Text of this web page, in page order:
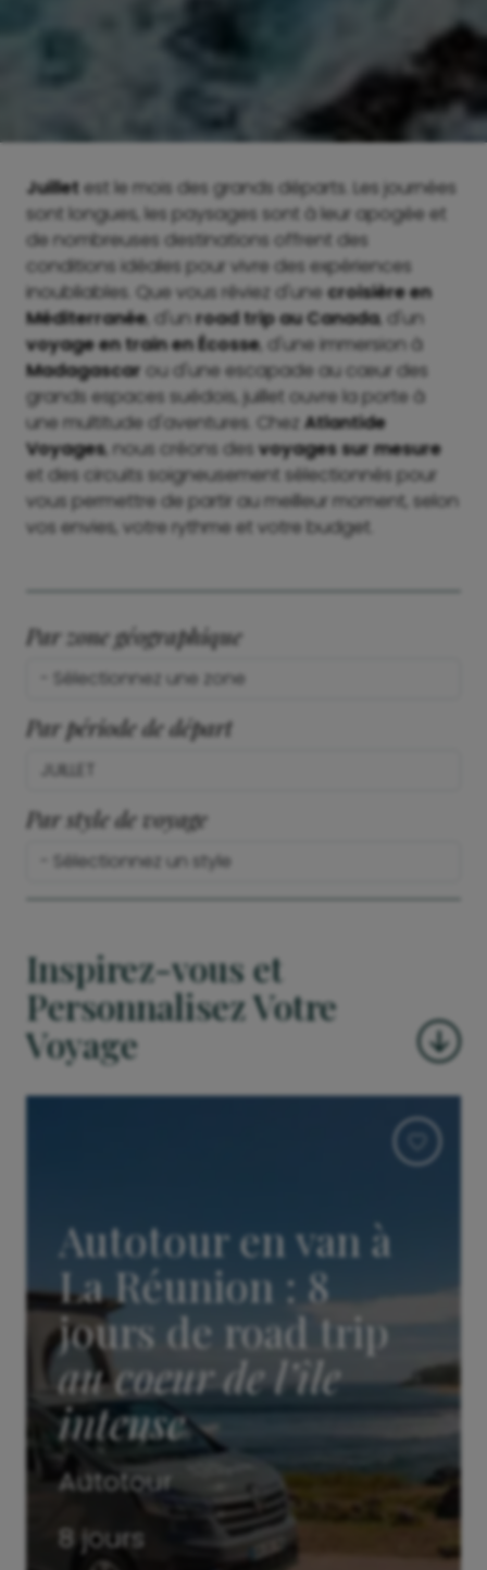
Juilletest le mois des grands départs. Les journées
sont longues, les paysages sont à leur apogée et
de nombreuses destinations offrent des
conditions idéales pour vivre des expériences
inoubliables. Que vous rêviez d'une croisière en
Méditerranée, d'unroad trip au Canada, d'un
voyage en train en Écosse, d'une immersion à
Madagascar ou d'une escapade au cœur des
grands espaces suédois, juillet ouvre la porte à
une multitude d'aventures. Chez Atlantide
Voyages, nous créons des voyages sur mesure
et des circuits soigneusement sélectionnés pour
vous permettre de partir au meilleur moment, selon
vos envies, votre rythme et votre budget.
Par zone géographique
Par période de départ
Par style de voyage
Inspirez-vous et
Personnalisez Votre
Voyage
Autotour en van à
La Réunion : 8
jours de road trip
au coeur de l’île
intense
Autotour
8 jours